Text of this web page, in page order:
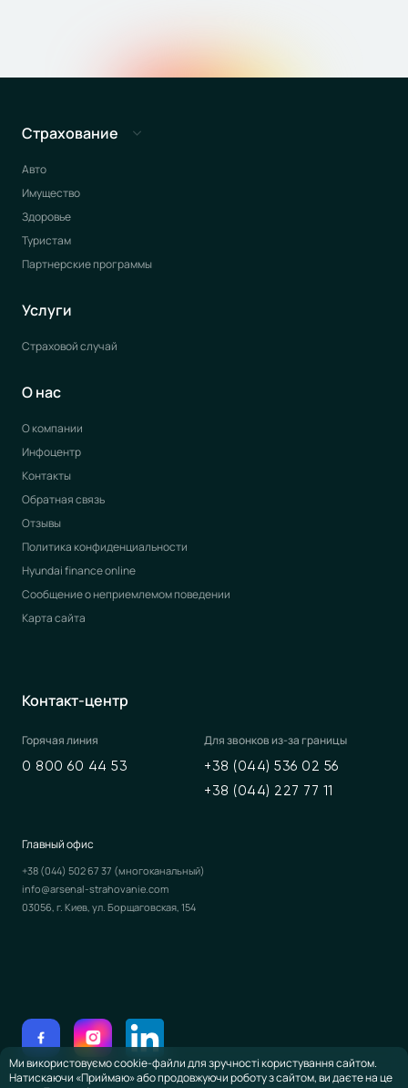
Страхование
Авто
Имущество
Здоровье
Туристам
Партнерские программы
Услуги
Страховой случай
О нас
О компании
Инфоцентр
Контакты
Обратная связь
Отзывы
Политика конфиденциальности
Hyundai finance online
Сообщение о неприемлемом поведении
Карта сайта
Контакт-центр
Горячая линия
0 800 60 44 53
Для звонков из-за границы
+38 (044) 536 02 56
+38 (044) 227 77 11
Главный офис
+38 (044) 502 67 37 (многоканальный)
info@arsenal-strahovanie.com
03056, г. Киев, ул. Борщаговская, 154
Ми використовуємо cookie-файли для зручності користування сайтом.
Натискаючи «Приймаю» або продовжуючи роботу з сайтом, ви даєте на це